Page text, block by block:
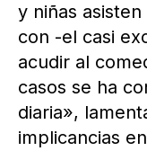
y niñas
con -el casi
acudir al
casos se ha
diaria»,
implicancias